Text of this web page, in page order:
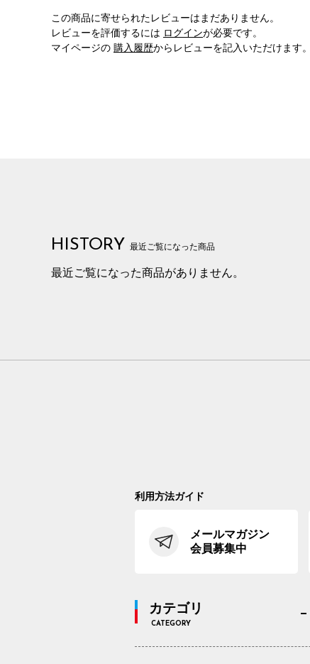
この商品に寄せられたレビューはまだありません。
レビューを評価するには ログインが必要です。
マイページの 購入履歴からレビューを記入いただけます。
HISTORY 最近ご覧になった商品
最近ご覧になった商品がありません。
利用方法ガイド
メールマガジン
会員募集中
カテゴリ
CATEGORY